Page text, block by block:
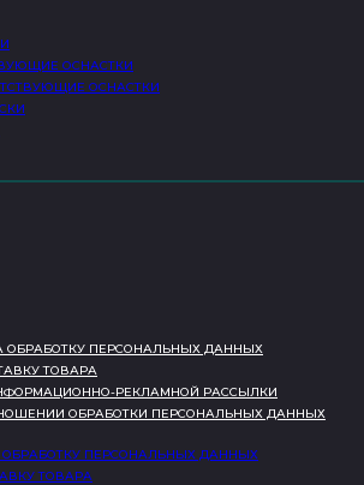
ОСНАСТКИ
ОСНАСТКИ
ОБРАБОТКУ ПЕРСОНАЛЬНЫХ ДАННЫХ
ТОВАРА
РЕКЛАМНОЙ РАССЫЛКИ
ОБРАБОТКИ ПЕРСОНАЛЬНЫХ ДАННЫХ
ПЕРСОНАЛЬНЫХ ДАННЫХ
ТОВАРА